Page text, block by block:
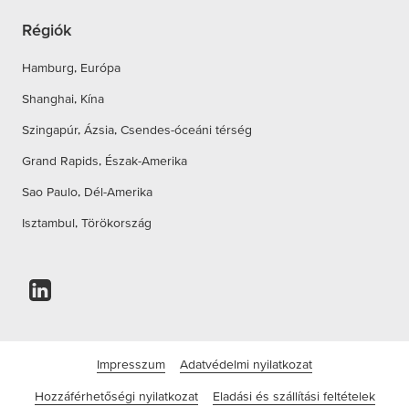
Régiók
Hamburg, Európa
Shanghai, Kína
Szingapúr, Ázsia, Csendes-óceáni térség
Grand Rapids, Észak-Amerika
Sao Paulo, Dél-Amerika
Isztambul, Törökország
Impresszum Adatvédelmi nyilatkozat
Hozzáférhetőségi nyilatkozat Eladási és szállítási feltételek